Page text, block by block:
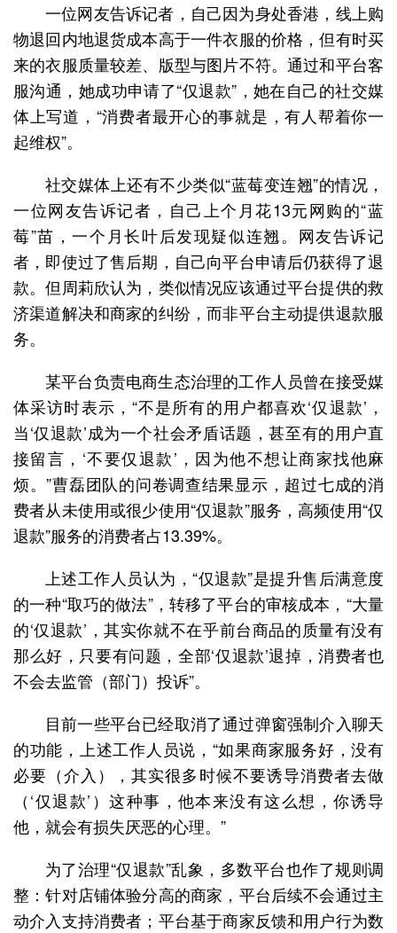
一位网友告诉记者，自己因为身处香港，线上购
物退回内地退货成本高于一件衣服的价格，但有时买
来的衣服质量较差、版型与图片不符。通过和平台客
服沟通，她成功申请了“仅退款”，她在自己的社交媒
体上写道，“消费者最开心的事就是，有人帮着你一
起维权”。
社交媒体上还有不少类似“蓝莓变连翘”的情况，
一位网友告诉记者，自己上个月花13元网购的“蓝
莓”苗，一个月长叶后发现疑似连翘。网友告诉记
者，即使过了售后期，自己向平台申请后仍获得了退
款。但周莉欣认为，类似情况应该通过平台提供的救
济渠道解决和商家的纠纷，而非平台主动提供退款服
务。
某平台负责电商生态治理的工作人员曾在接受媒
体采访时表示，“不是所有的用户都喜欢‘仅退款’，
当‘仅退款’成为一个社会矛盾话题，甚至有的用户直
接留言，‘不要仅退款’，因为他不想让商家找他麻
烦。”曹磊团队的问卷调查结果显示，超过七成的消
费者从未使用或很少使用“仅退款”服务，高频使用“仅
退款”服务的消费者占13.39%。
上述工作人员认为，“仅退款”是提升售后满意度
的一种“取巧的做法”，转移了平台的审核成本，“大量
的‘仅退款’，其实你就不在乎前台商品的质量有没有
那么好，只要有问题，全部‘仅退款’退掉，消费者也
不会去监管（部门）投诉”。
目前一些平台已经取消了通过弹窗强制介入聊天
的功能，上述工作人员说，“如果商家服务好，没有
必要（介入），其实很多时候不要诱导消费者去做
（‘仅退款’）这种事，他本来没有这么想，你诱导
他，就会有损失厌恶的心理。”
为了治理“仅退款”乱象，多数平台也作了规则调
整：针对店铺体验分高的商家，平台后续不会通过主
动介入支持消费者；平台基于商家反馈和用户行为数